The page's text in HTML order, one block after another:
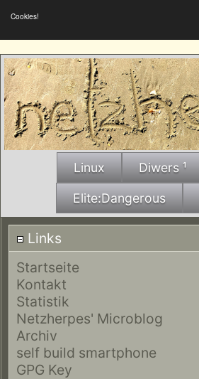
Cookies!
Linux Diwers ¹
Elite:Dangerous
Links
Startseite
Kontakt
Statistik
Netzherpes' Microblog
Archiv
self build smartphone
GPG Key